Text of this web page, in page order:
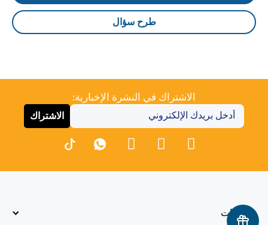
طرح سؤال
الاشتراك في النشرة الإخبارية:
الاشتراك
معلومات